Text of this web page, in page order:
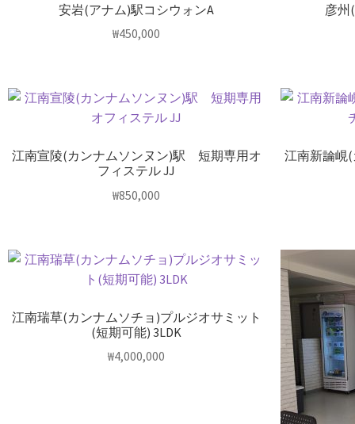
安岩(アナム)駅コシウォンA
₩450,000
彦州
江南宣陵(カンナムソンヌン)駅 短期専用オ
フィステル JJ
₩850,000
江南新論峴
江南瑞草(カンナムソチョ)プルジオサミット
(短期可能) 3LDK
₩4,000,000